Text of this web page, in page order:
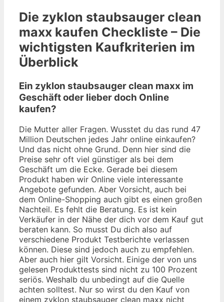
Die zyklon staubsauger clean
maxx kaufen Checkliste – Die
wichtigsten Kaufkriterien im
Überblick
Ein zyklon staubsauger clean maxx im
Geschäft oder lieber doch Online
kaufen?
Die Mutter aller Fragen. Wusstet du das rund 47
Million Deutschen jedes Jahr online einkaufen?
Und das nicht ohne Grund. Denn hier sind die
Preise sehr oft viel günstiger als bei dem
Geschäft um die Ecke. Gerade bei diesem
Produkt haben wir Online viele interessante
Angebote gefunden. Aber Vorsicht, auch bei
dem Online-Shopping auch gibt es einen großen
Nachteil. Es fehlt die Beratung. Es ist kein
Verkäufer in der Nähe der dich vor dem Kauf gut
beraten kann. So musst Du dich also auf
verschiedene Produkt Testberichte verlassen
können. Diese sind jedoch auch zu empfehlen.
Aber auch hier gilt Vorsicht. Einige der von uns
gelesen Produkttests sind nicht zu 100 Prozent
seriös. Weshalb du unbedingt auf die Quelle
achten solltest. Nur so wirst du den Kauf von
einem zyklon staubsauger clean maxx nicht